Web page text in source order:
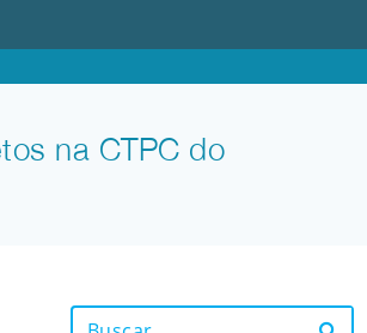
na CTPC do